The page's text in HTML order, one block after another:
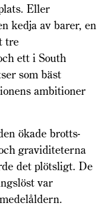
Eller
kedja av barer, en
tre
ett i South
som bäst
ambitioner
ökade brotts­
graviditeterna
det plötsligt. De
var